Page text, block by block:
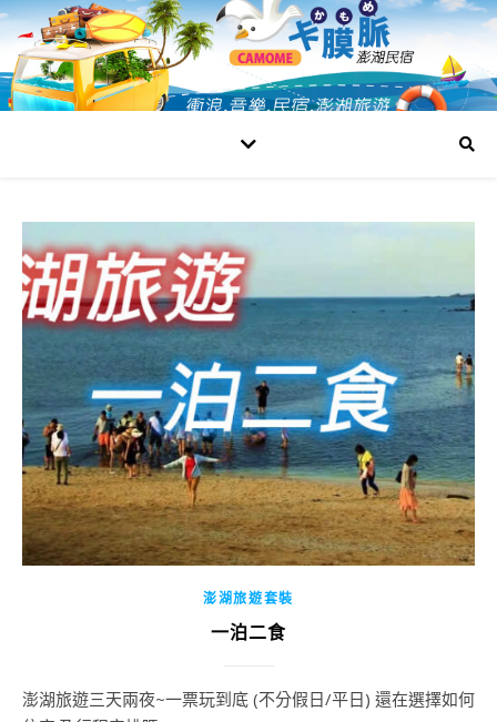
澎湖旅遊套裝
一泊二食
澎湖旅遊三天兩夜~一票玩到底 (不分假日/平日) 還在選擇如何